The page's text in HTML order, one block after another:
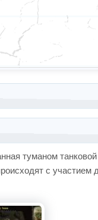
туманом
с участием